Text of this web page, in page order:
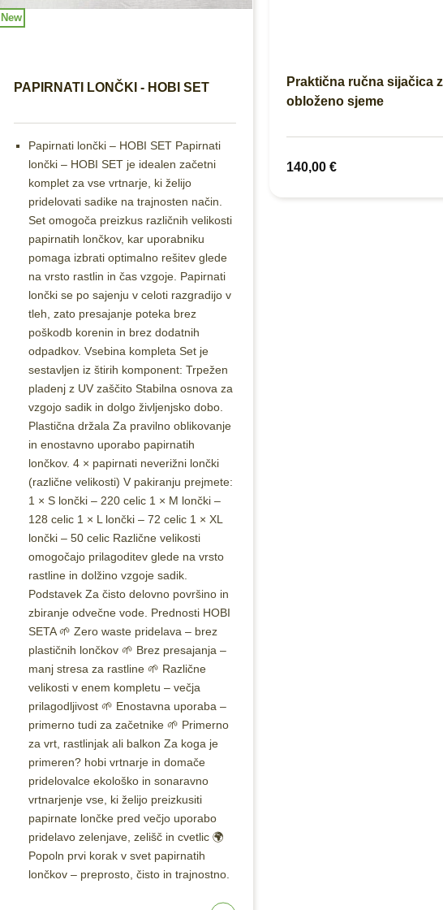
New
PAPIRNATI LONČKI - HOBI SET
Papirnati lončki – HOBI SET Papirnati
lončki – HOBI SET je idealen začetni
komplet za vse vrtnarje, ki želijo
pridelovati sadike na trajnosten način.
Set omogoča preizkus različnih velikosti
papirnatih lončkov, kar uporabniku
pomaga izbrati optimalno rešitev glede
na vrsto rastlin in čas vzgoje. Papirnati
lončki se po sajenju v celoti razgradijo v
tleh, zato presajanje poteka brez
poškodb korenin in brez dodatnih
odpadkov. Vsebina kompleta Set je
sestavljen iz štirih komponent: Trpežen
pladenj z UV zaščito Stabilna osnova za
vzgojo sadik in dolgo življenjsko dobo.
Plastična držala Za pravilno oblikovanje
in enostavno uporabo papirnatih
lončkov. 4 × papirnati neverižni lončki
(različne velikosti) V pakiranju prejmete:
1 × S lončki – 220 celic 1 × M lončki –
128 celic 1 × L lončki – 72 celic 1 × XL
lončki – 50 celic Različne velikosti
omogočajo prilagoditev glede na vrsto
rastline in dolžino vzgoje sadik.
Podstavek Za čisto delovno površino in
zbiranje odvečne vode. Prednosti HOBI
SETA 🌱 Zero waste pridelava – brez
plastičnih lončkov 🌱 Brez presajanja –
manj stresa za rastline 🌱 Različne
velikosti v enem kompletu – večja
prilagodljivost 🌱 Enostavna uporaba –
primerno tudi za začetnike 🌱 Primerno
za vrt, rastlinjak ali balkon Za koga je
primeren? hobi vrtnarje in domače
pridelovalce ekološko in sonaravno
vrtnarjenje vse, ki želijo preizkusiti
papirnate lončke pred večjo uporabo
pridelavo zelenjave, zelišč in cvetlic 🌍
Popoln prvi korak v svet papirnatih
lončkov – preprosto, čisto in trajnostno.
Praktična ručna sijačica
obloženo sjeme
140,00 €